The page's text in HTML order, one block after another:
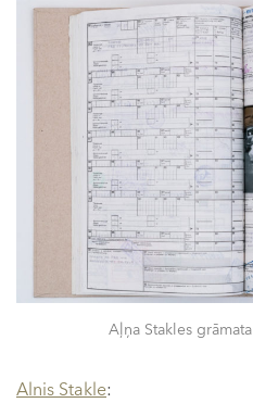
Aļņa Stakles grāmata
Alnis Stakle: